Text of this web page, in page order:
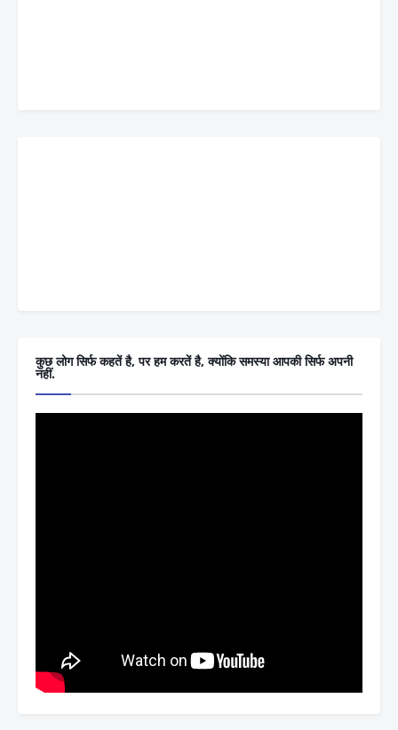
कुछ लोग सिर्फ कहतें है, पर हम करतें है, क्योंकि समस्या आपकी सिर्फ अपनी
नहीं.